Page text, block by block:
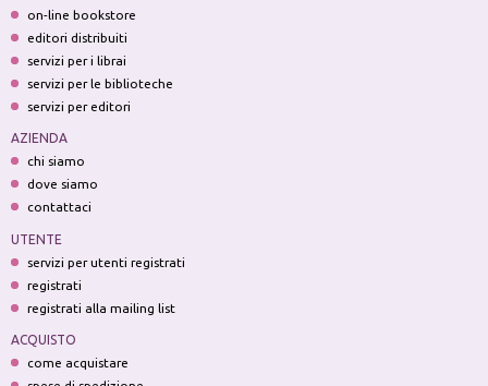
on-line bookstore
editori distribuiti
servizi per i librai
servizi per le biblioteche
servizi per editori
AZIENDA
chi siamo
dove siamo
contattaci
UTENTE
servizi per utenti registrati
registrati
registrati alla mailing list
ACQUISTO
come acquistare